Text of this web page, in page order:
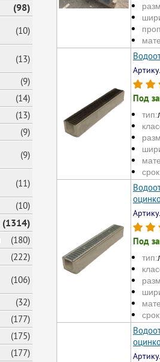
(98)
(10)
(13)
(9)
(14)
(13)
(9)
(9)
(11)
(10)
(1314)
(180)
(222)
(106)
(32)
(177)
(175)
(177)
Под
тип:
Под
тип: